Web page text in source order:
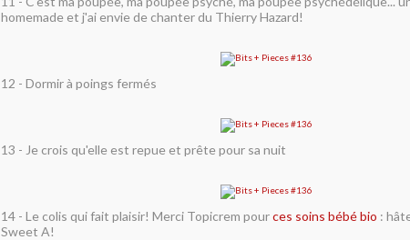
homemade et j'ai envie de chanter du Thierry Hazard!
12 - Dormir à poings fermés
13 - Je crois qu'elle est repue et prête pour sa nuit
14 - Le colis qui fait plaisir! Merci Topicrem pources soins bébé bio :
Sweet A!